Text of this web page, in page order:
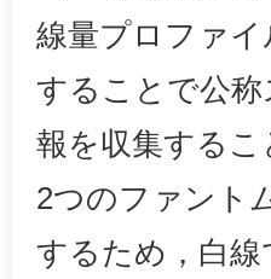
線量プロファ
することで公
報を収集するこ
2つのファント
するため，白